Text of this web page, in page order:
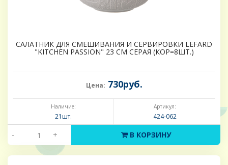
САЛАТНИК ДЛЯ СМЕШИВАНИЯ И СЕРВИРОВКИ LEFARD
"KITCHEN PASSION" 23 СМ СЕРАЯ (КОР=8ШТ.)
Цена: 730руб.
Наличие:
21шт.
Артикул:
424-062
- + В КОРЗИНУ